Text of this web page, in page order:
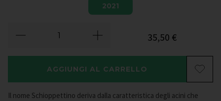
Il nome Schioppettino deriva dalla caratteristica degli acini che
2021
35,50 €
AGGIUNGI AL CARRELLO